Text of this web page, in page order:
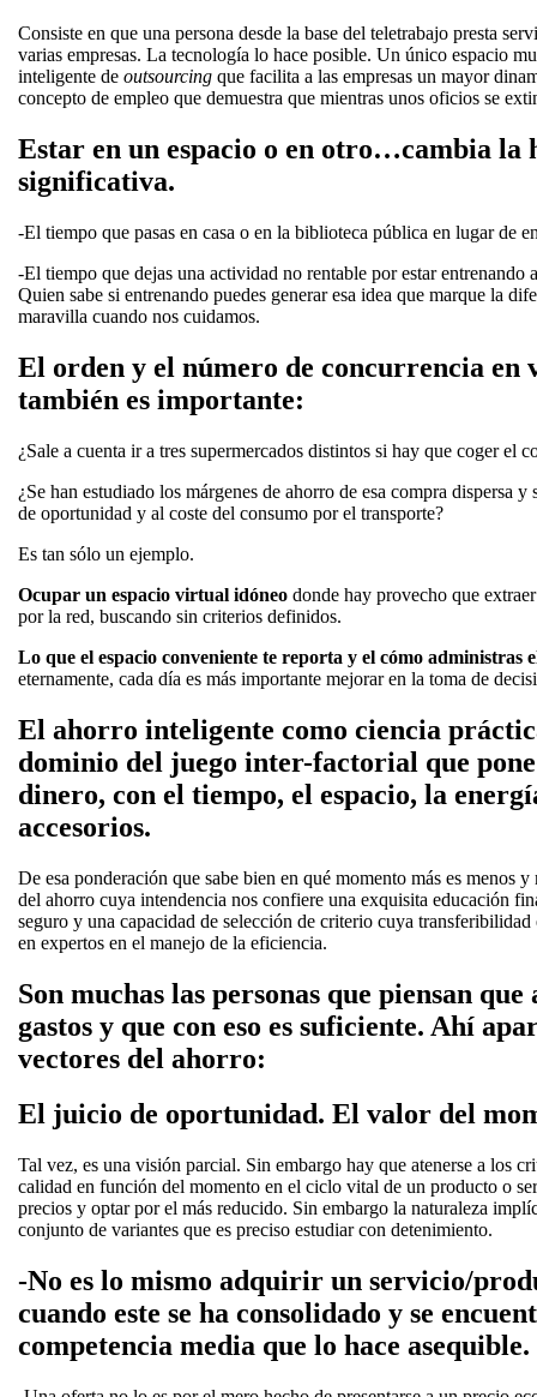
Consiste en que una persona desde la base del teletrabajo presta
varias empresas. La tecnología lo hace posible. Un único espacio
inteligente de outsourcing que facilita a las empresas un mayor
concepto de empleo que demuestra que mientras unos oficios se
Estar en un espacio o en otro…cambia la
significativa.
-El tiempo que pasas en casa o en la biblioteca pública en lugar de
-El tiempo que dejas una actividad no rentable por estar entrenando
Quien sabe si entrenando puedes generar esa idea que marque la
maravilla cuando nos cuidamos.
El orden y el número de concurrencia en
también es importante:
¿Sale a cuenta ir a tres supermercados distintos si hay que coger el
¿Se han estudiado los márgenes de ahorro de esa compra dispersa
de oportunidad y al coste del consumo por el transporte?
Es tan sólo un ejemplo.
Ocupar un espacio virtual idóneo donde hay provecho que
por la red, buscando sin criterios definidos.
Lo que el espacio conveniente te reporta y el cómo administras
eternamente, cada día es más importante mejorar en la toma de
El ahorro inteligente como ciencia
dominio del juego inter-factorial que
dinero, con el tiempo, el espacio, la
accesorios.
De esa ponderación que sabe bien en qué momento más es menos
del ahorro cuya intendencia nos confiere una exquisita educación
seguro y una capacidad de selección de criterio cuya transferibilidad
en expertos en el manejo de la eficiencia.
Son muchas las personas que piensan
gastos y que con eso es suficiente. Ahí
vectores del ahorro:
El juicio de oportunidad. El valor del
Tal vez, es una visión parcial. Sin embargo hay que atenerse a los
calidad en función del momento en el ciclo vital de un producto o
precios y optar por el más reducido. Sin embargo la naturaleza
conjunto de variantes que es preciso estudiar con detenimiento.
-No es lo mismo adquirir un servicio/
cuando este se ha consolidado y se
competencia media que lo hace asequible.